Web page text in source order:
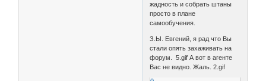
жадность и собрать штаны
просто в плане
самообучения.
З.Ы. Евгений, я рад что Вы
стали опять захаживать на
форум. 5.gif А вот в агенте
Вас не видно. Жаль. 2.gif